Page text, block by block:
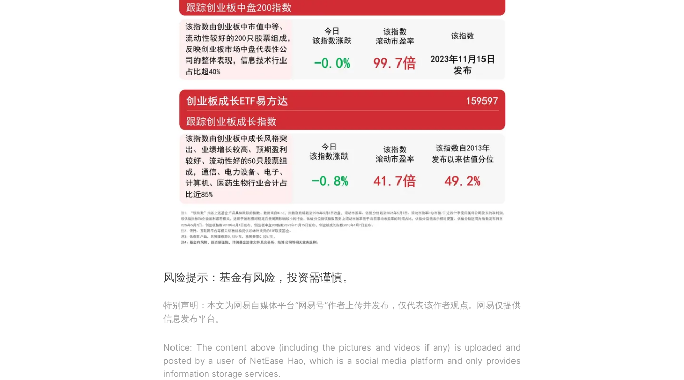
风险提示：基金有风险，投资需谨慎。
特别声明：本文为网易自媒体平台“网易号”作者上传并发布，仅代表该作者观点。网易仅提供
信息发布平台。
Notice: The content above (including the pictures and videos if any) is uploaded and
posted by a user of NetEase Hao, which is a social media platform and only provides
information storage services.